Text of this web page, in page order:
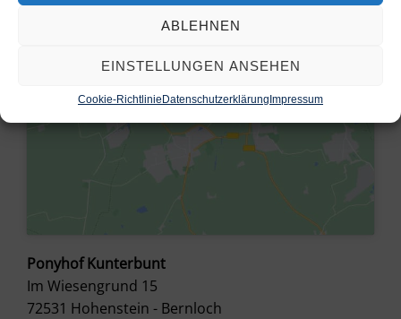
ABLEHNEN
EINSTELLUNGEN ANSEHEN
Cookie-Richtlinie Datenschutzerklärung Impressum
aktivieren
Ponyhof Kunterbunt
Im Wiesengrund 15
72531 Hohenstein - Bernloch